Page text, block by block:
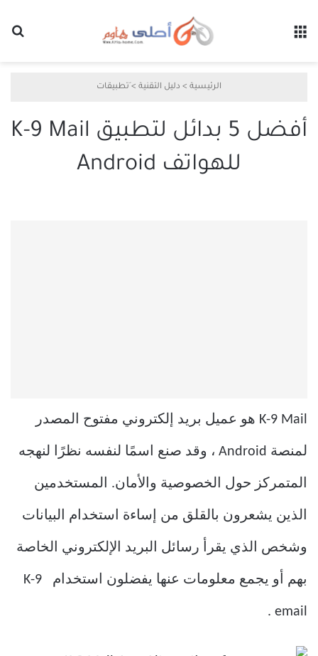
الرئيسية > دليل التقنية > َتطبيقات
أفضل 5 بدائل لتطبيق K-9 Mail
للهواتف Android
K-9 Mail هو عميل بريد إلكتروني مفتوح المصدر
لمنصة Android ، وقد صنع اسمًا لنفسه نظرًا لنهجه
المتمركز حول الخصوصية والأمان. المستخدمين
الذين يشعرون بالقلق من إساءة استخدام البيانات
وشخص الذي يقرأ رسائل البريد الإلكتروني الخاصة
بهم أو يجمع معلومات عنها يفضلون استخدام K-9
email .